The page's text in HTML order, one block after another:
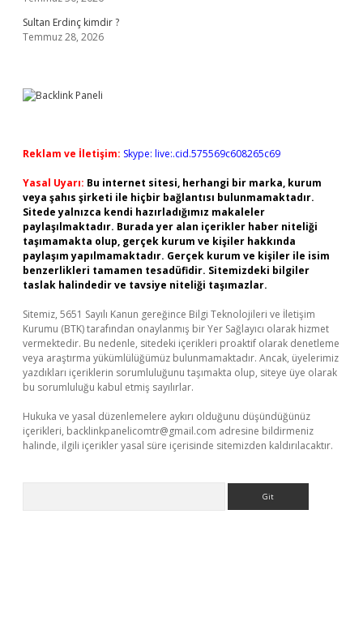
Sultan Erdinç kimdir ?
Temmuz 28, 2026
Reklam ve İletişim: Skype: live:.cid.575569c608265c69
Yasal Uyarı: Bu internet sitesi, herhangi bir marka, kurum
veya şahıs şirketi ile hiçbir bağlantısı bulunmamaktadır.
Sitede yalnızca kendi hazırladığımız makaleler
paylaşılmaktadır. Burada yer alan içerikler haber niteliği
taşımamakta olup, gerçek kurum ve kişiler hakkında
paylaşım yapılmamaktadır. Gerçek kurum ve kişiler ile isim
benzerlikleri tamamen tesadüfidir. Sitemizdeki bilgiler
taslak halindedir ve tavsiye niteliği taşımazlar.
Sitemiz, 5651 Sayılı Kanun gereğince Bilgi Teknolojileri ve İletişim
Kurumu (BTK) tarafından onaylanmış bir Yer Sağlayıcı olarak hizmet
vermektedir. Bu nedenle, sitedeki içerikleri proaktif olarak denetleme
veya araştırma yükümlülüğümüz bulunmamaktadır. Ancak, üyelerimiz
yazdıkları içeriklerin sorumluluğunu taşımakta olup, siteye üye olarak
bu sorumluluğu kabul etmiş sayılırlar.
Hukuka ve yasal düzenlemelere aykırı olduğunu düşündüğünüz
içerikleri, backlinkpanelicomtr@gmail.com adresine bildirmeniz
halinde, ilgili içerikler yasal süre içerisinde sitemizden kaldırılacaktır.